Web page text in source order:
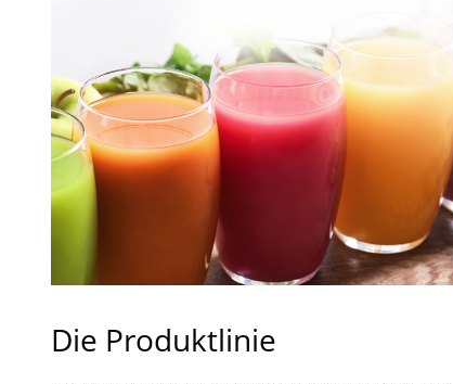
Die Produktlinie